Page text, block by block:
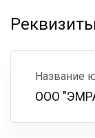
Реквизиты
Название
ООО